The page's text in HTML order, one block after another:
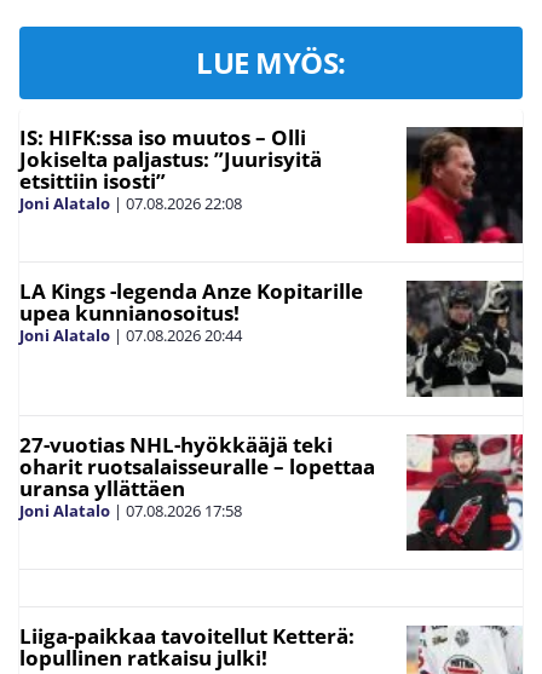
LUE MYÖS:
IS: HIFK:ssa iso muutos – Olli
Jokiselta paljastus: ”Juurisyitä
etsittiin isosti”
Joni Alatalo | 07.08.202622:08
LA Kings -legenda Anze Kopitarille
upea kunnianosoitus!
Joni Alatalo | 07.08.202620:44
27-vuotias NHL-hyökkääjä teki
oharit ruotsalaisseuralle – lopettaa
uransa yllättäen
Joni Alatalo | 07.08.2026 17:58
Liiga-paikkaa tavoitellut Ketterä:
lopullinen ratkaisu julki!